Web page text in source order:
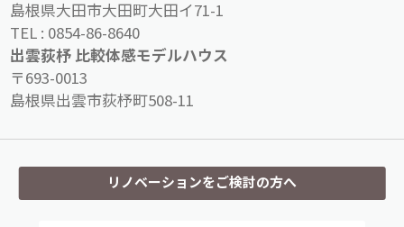
島根県大田市大田町大田イ71-1
TEL : 0854-86-8640
出雲荻杼 比較体感モデルハウス
〒693-0013
島根県出雲市荻杼町508-11
リノベーションをご検討の方へ